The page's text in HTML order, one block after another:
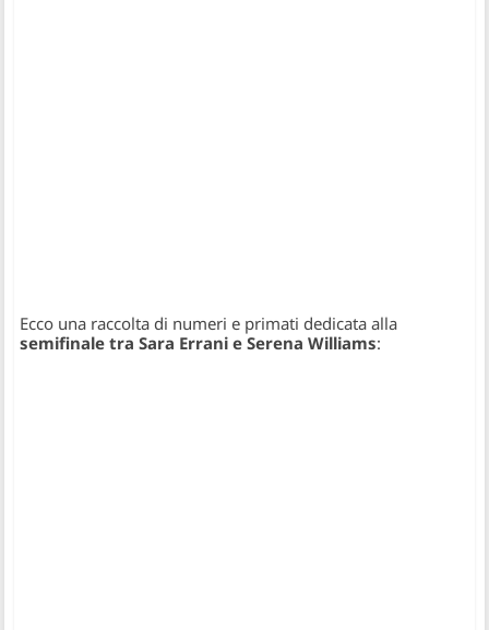
Ecco una raccolta di numeri e primati dedicata alla
semifinale tra Sara Errani e Serena Williams: